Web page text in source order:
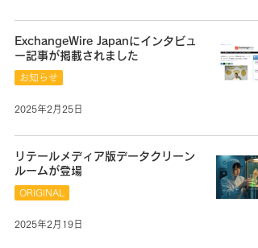
ExchangeWire Japanにインタビュ
ー記事が掲載されました
お知らせ
2025年2月25日
リテールメディア版データクリーン
ルームが登場
ORIGINAL
2025年2月19日